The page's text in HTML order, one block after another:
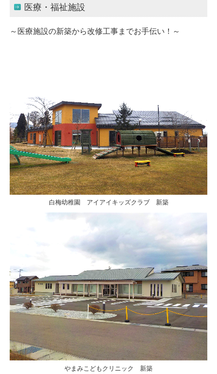
医療・福祉施設
～医療施設の新築から改修工事までお手伝い！～
白梅幼稚園 アイアイキッズクラブ 新築
やまみこどもクリニック 新築